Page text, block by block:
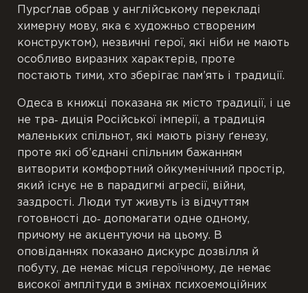
Пурсґлав обрав у англійському перекладі
химерну мову, яка є художньо створеним
конструктом), незвичні герої, які ніби не мають
особливо виразних характерів, проте
постають тими, хто зберігає пам’ять і традиції.
Одеса в книжці показана як місто традиції, і це
не тра‐ диція Російської імперії, а традиція
маленьких спільнот, які мають різну ґенезу,
проте які об’єднані спільним бажанням
витворити комфортний ойкуменічний простір,
який існує не в парадигмі агресії, війни,
заздрості. Люди тут живуть із відчуттям
готовності до‐ допомагати одне одному,
причому не акцентуючи на цьому. В
оповіданнях показано дискурс дозвілля й
побуту, де немає місця героїчному, де немає
високої амплітуди в змінах психоемоційних